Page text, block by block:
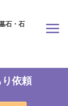
石・石
依頼